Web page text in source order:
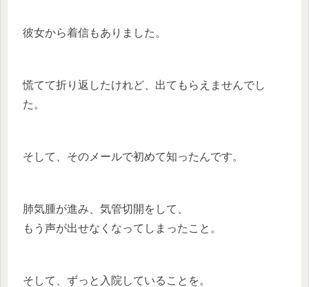
彼女から着信もありました。
慌てて折り返したけれど、出てもらえませんでし
た。
そして、そのメールで初めて知ったんです。
肺気腫が進み、気管切開をして、
もう声が出せなくなってしまったこと。
そして、ずっと入院していることを。